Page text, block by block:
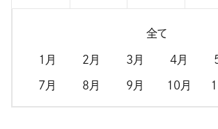
全て
1月 2月 3月 4月
7月 8月 9月 10月